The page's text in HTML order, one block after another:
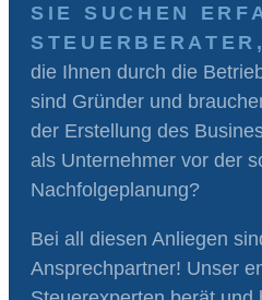
SIE SUCHEN
STEUERBERATER,
die Ihnen durch die
sind Gründer und
der Erstellung des
als Unternehmer vor der
Nachfolgeplanung?
Bei all diesen Anliegen
Ansprechpartner! Unser